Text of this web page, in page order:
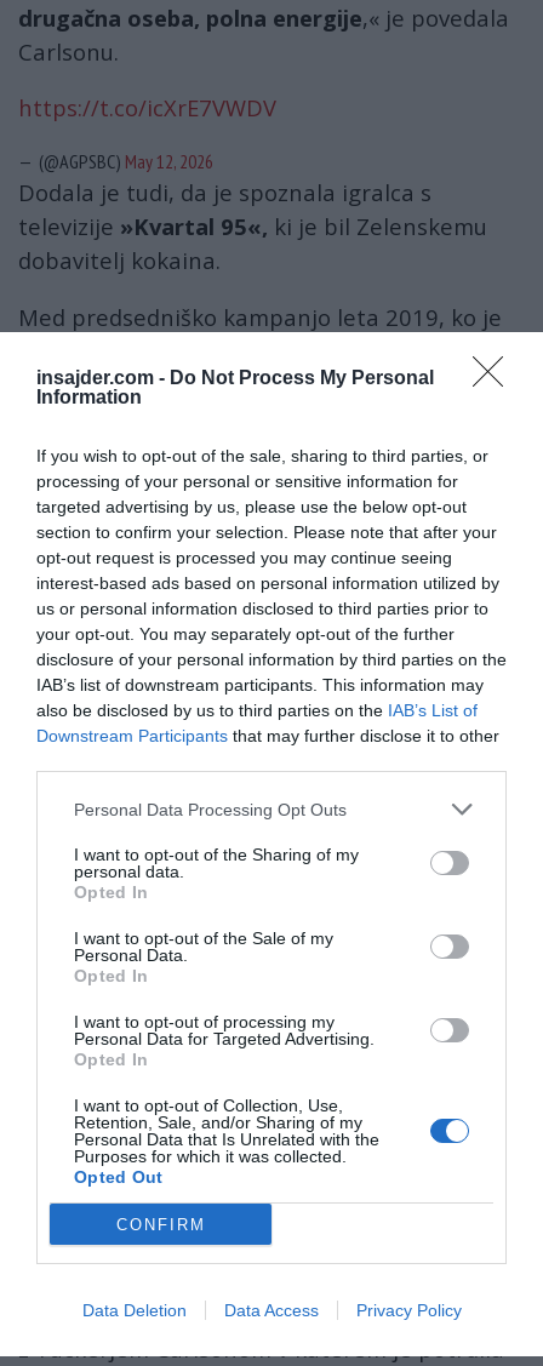
insajder.com - Do Not Process My Personal
Information
If you wish to opt-out of the sale, sharing to third parties, or
processing of your personal or sensitive information for
targeted advertising by us, please use the below opt-out
section to confirm your selection. Please note that after your
opt-out request is processed you may continue seeing
interest-based ads based on personal information utilized by
us or personal information disclosed to third parties prior to
your opt-out. You may separately opt-out of the further
disclosure of your personal information by third parties on the
IAB’s list of downstream participants. This information may
also be disclosed by us to third parties on the IAB’s List of
Downstream Participants that may further disclose it to other
Personal Data Processing Opt Outs
I want to opt-out of the Sharing of my
personal data.
Opted In
I want to opt-out of the Sale of my
Personal Data.
Opted In
I want to opt-out of processing my
Personal Data for Targeted Advertising.
Opted In
I want to opt-out of Collection, Use,
Retention, Sale, and/or Sharing of my
Personal Data that Is Unrelated with the
Purposes for which it was collected.
Opted Out
CONFIRM
Data Deletion Data Access Privacy Policy
drugačna oseba, polna energije,« je povedala
Carlsonu.
https://t.co/icXrE7VWDV
— (@AGPSBC) May 12, 2026
Dodala je tudi, da je spoznala igralca s
televizije »Kvartal 95«, ki je bil Zelenskemu
dobavitelj kokaina.
Med predsedniško kampanjo leta 2019, ko je
droge, toda opravil ga je vkliniki enega od
napačnim datumom, je opozorila Mendlova.
Corruption, drugs and greed: Volodymyr
Zelensky’s longtime press secretary on the
secret world of the West’s favorite dictator.
0:00 How Did Mendel Begin Working for
Zelensky?
11:29 Why Hasn’t US Media Covered Zelensky’s
Scandals?
25:30 Zelensky’s Relationship With Joe Biden…
pic.twitter.com/U4fW5DkAVc
— Tucker Carlson (@TuckerCarlson)May 11, 2026
Večkrat je vztrajala, da je ukrajinska
domoljubka in nasprotuje Rusiji, ter da jo bodo
novinarji in propagandisti, ki so blizu režimu v
ker Zelenski utiša vsako kritiko.
»Po tem intervjuju se ne morem vrniti
v Ukrajino,« je dejala Julija Mendel.
»Po tem intervjuju se
Ukrajino,« je dejala Julija Mendel.
In res, le dan po njenem intervjuju
z Tuckerjem Carlsonom v katerem je potrdila